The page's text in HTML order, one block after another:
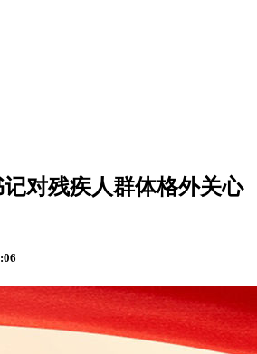
对残疾人群体格外关心